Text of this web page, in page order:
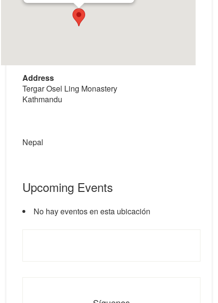
Address
Tergar Osel Ling Monastery
Kathmandu
Nepal
Upcoming Events
No hay eventos en esta ubicación